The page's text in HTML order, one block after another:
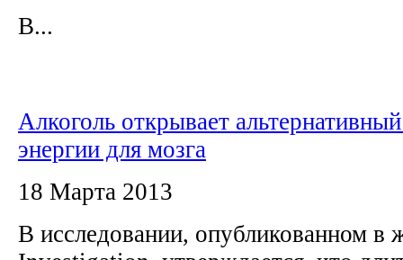
В...
Алкоголь открывает
энергии для мозга
18 Марта 2013
В исследовании, опубликованном в